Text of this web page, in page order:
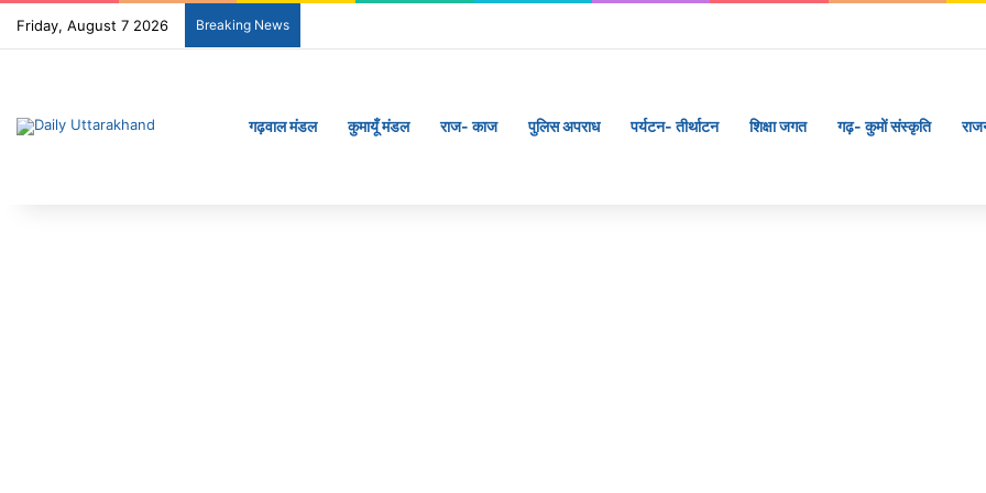
Friday, August 7 2026 Breaking News
गढ़वाल मंडल कुमायूँ मंडल राज- काज पुलिस अपराध पर्यटन- तीर्थाटन शिक्षा जगत गढ़- कुमों संस्कृति